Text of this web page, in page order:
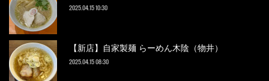
2025.04.15 10:30
【新店】自家製麺 らーめん木陰（物井）
2025.04.15 08:30